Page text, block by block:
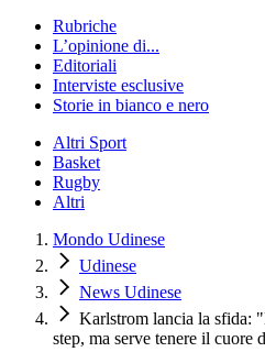
Rubriche
L’opinione di...
Editoriali
Interviste esclusive
Storie in bianco e nero
Altri Sport
Basket
Rugby
Altri
Mondo Udinese
Udinese
News Udinese
Karlstrom lancia la sfida:
step, ma serve tenere il cuore